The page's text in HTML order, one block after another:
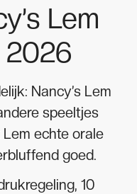
Lem
2026
Nancy’s Lem
speeltjes
echte orale
goed.
10